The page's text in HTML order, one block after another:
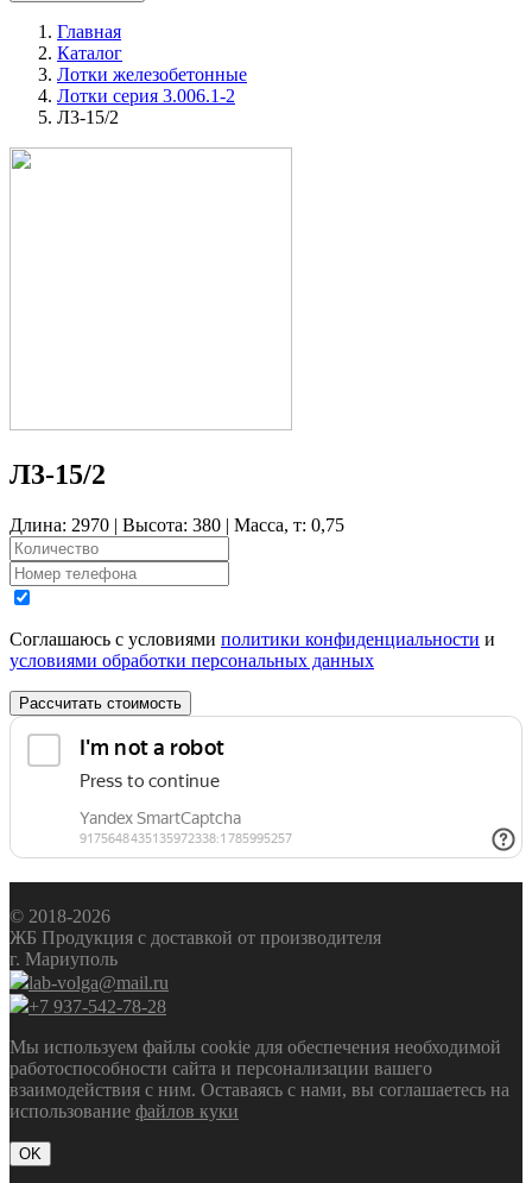
Главная
Каталог
Лотки железобетонные
Лотки серия 3.006.1-2
Л3-15/2
Л3-15/2
Длина: 2970 | Высота: 380 | Масса, т: 0,75
Соглашаюсь с условиями политики конфиденциальности и
условиями обработки персональных данных
Рассчитать стоимость
© 2018-2026
ЖБ Продукция с доставкой от производителя
г. Мариуполь
lab-volga@mail.ru
+7 937-542-78-28
Мы используем файлы cookie для обеспечения необходимой
работоспособности сайта и персонализации вашего
взаимодействия с ним. Оставаясь с нами, вы соглашаетесь на
использование файлов куки
OK